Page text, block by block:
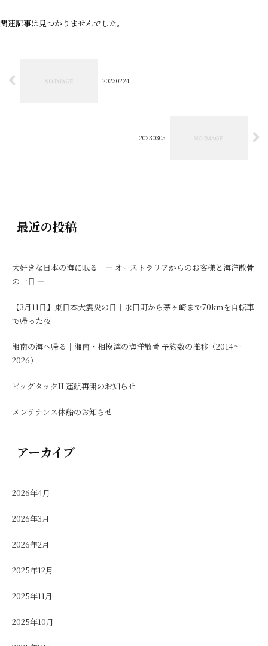
関連記事は見つかりませんでした。
20230224
20230305
最近の投稿
大好きな日本の海に眠る ― オーストラリアからのお客様と海洋散骨
の一日 ―
【3月11日】東日本大震災の日｜永田町から茅ヶ崎まで70kmを自転車
で帰った夜
湘南の海へ帰る｜湘南・相模湾の海洋散骨 予約数の推移（2014〜
2026）
ビッグタックII 運航再開のお知らせ
メンテナンス休船のお知らせ
アーカイブ
2026年4月
2026年3月
2026年2月
2025年12月
2025年11月
2025年10月